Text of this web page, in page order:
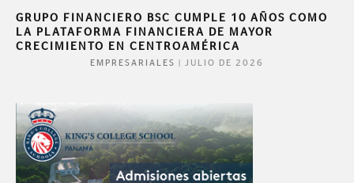
GRUPO FINANCIERO BSC CUMPLE 10 AÑOS COMO
LA PLATAFORMA FINANCIERA DE MAYOR
CRECIMIENTO EN CENTROAMÉRICA
EMPRESARIALES JULIO DE 2026